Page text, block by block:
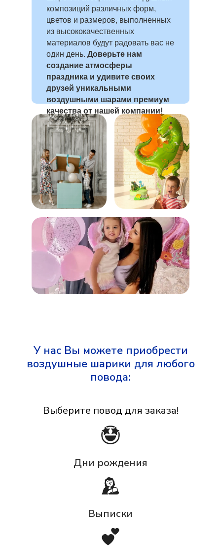
композиций различных форм,
цветов и размеров, выполненных
из высококачественных
материалов будут радовать вас не
один день. Доверьте нам
создание атмосферы
праздника и удивите своих
друзей уникальными
воздушными шарами премиум
качества от нашей компании!
У нас Вы можете приобрести
воздушные шарики для любого
повода:
Выберите повод для заказа!
Дни рождения
Выписки